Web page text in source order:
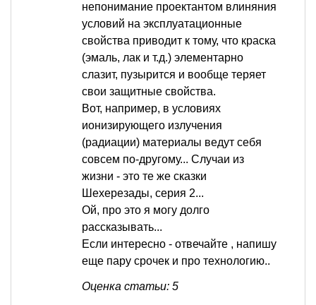
непонимание проектантом влиняния
условий на эксплуатационные
свойства приводит к тому, что краска
(эмаль, лак и т.д.) элементарно
слазит, пузырится и вообще теряет
свои защитные свойства.
Вот, например, в условиях
ионизирующего излучения
(радиации) материалы ведут себя
совсем по-другому... Случаи из
жизни - это те же сказки
Шехерезады, серия 2...
Ой, про это я могу долго
рассказывать...
Если интересно - отвечайте , напишу
еще пару срочек и про технологию..
Оценка статьи: 5